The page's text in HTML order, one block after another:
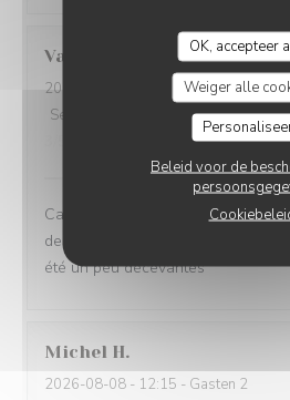
OK, accepteer
Weiger alle
Beleid voor de
Valentin
2026-08-05
- 20:45 - Gasten 2
Service
Atmosfeer:5/5 Keuken
Cadre incroyable et service très
deuxième fois que je viens
été un peu décevantes
Michel H
2026-08-08 - 12:15 - Gasten 2